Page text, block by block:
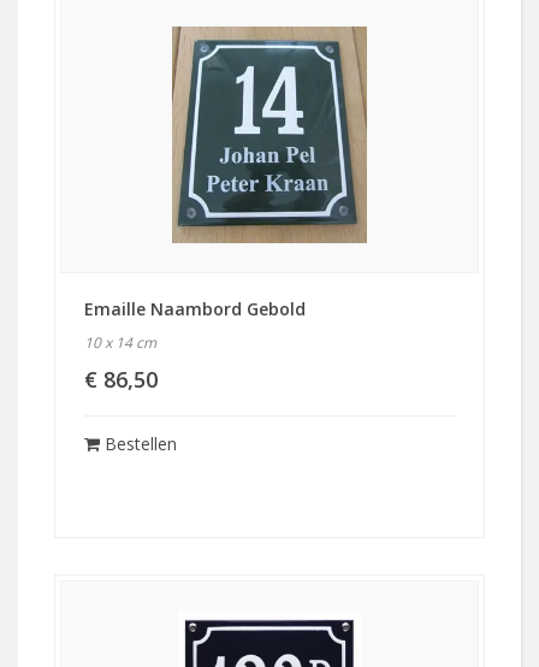
Emaille Naambord Gebold
10 x 14 cm
€ 86,50
Bestellen